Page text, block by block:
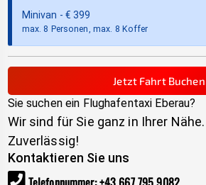
Minivan - €399
max. 8 Personen, max. 8 Koffer
Jetzt Fahrt Buchen
Sie suchen ein Flughafentaxi Eberau?
Wir sind für Sie ganz in Ihrer
Zuverlässig!
Kontaktieren Sie uns